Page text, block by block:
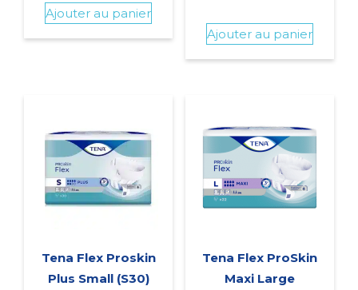
Ajouter au panier
Ajouter au panier
Tena Flex Proskin
Plus Small (S30)
Tena Flex ProSkin
Maxi Large